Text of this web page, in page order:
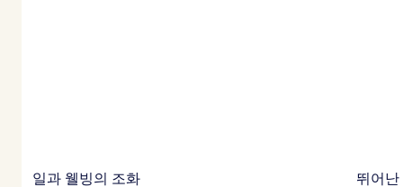
일과 웰빙의 조화 뛰어난